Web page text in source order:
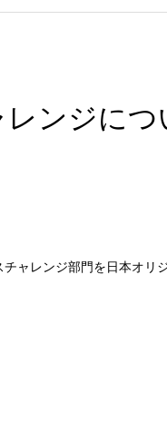
ンジにつ
ャレンジ部門を日本オリ